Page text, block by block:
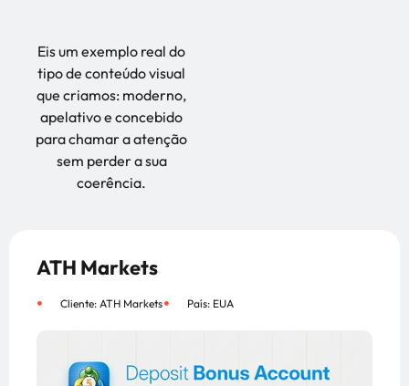
Eis um exemplo real do
tipo de conteúdo visual
que criamos: moderno,
apelativo e concebido
para chamar a atenção
sem perder a sua
coerência.
ATH Markets
Cliente: ATH Markets País: EUA